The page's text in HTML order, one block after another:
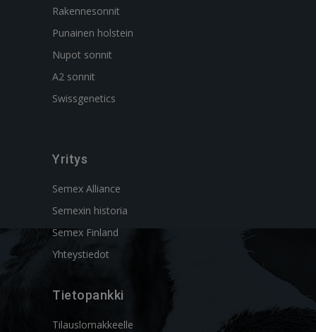
Rakennesonnit
Punainen holstein
Nupot sonnit
A2 sonnit
Swissgenetics
Yritys
Semex Alliance
Semexin historia
Semex Finland
Yhteystiedot
Tietopankki
Tilauslomakkeelle